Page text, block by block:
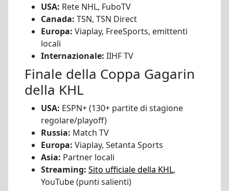
USA: Rete NHL, FuboTV
Canada: TSN, TSN Direct
Europa: Viaplay, FreeSports, emittenti
locali
Internazionale: IIHF TV
Finale della Coppa Gagarin
della KHL
USA: ESPN+ (130+ partite di stagione
regolare/playoff)
Russia: Match TV
Europa: Viaplay, Setanta Sports
Asia: Partner locali
Streaming: Sito ufficiale della KHL,
YouTube (punti salienti)